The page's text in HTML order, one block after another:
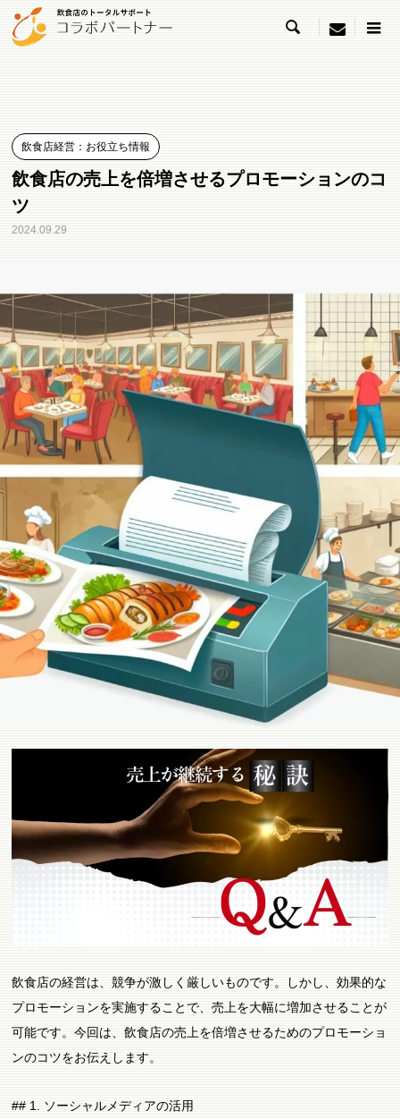
 menu
飲食店経営：お役立ち情報
飲食店の売上を倍増させるプロモーションのコ
ツ
2024.09.29
飲食店の経営は、競争が激しく厳しいものです。しかし、効果的な
プロモーションを実施することで、売上を大幅に増加させることが
可能です。今回は、飲食店の売上を倍増させるためのプロモーショ
ンのコツをお伝えします。
## 1. ソーシャルメディアの活用